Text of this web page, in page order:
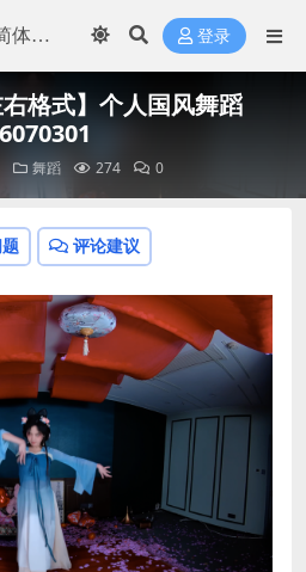
登录
右格式】个人国风舞蹈
舞蹈 274 0
评论建议